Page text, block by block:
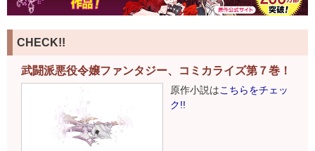
CHECK!!
武闘派悪役令嬢ファンタジー、コミカライズ第７巻！
原作小説はこちらをチェッ
ク!!